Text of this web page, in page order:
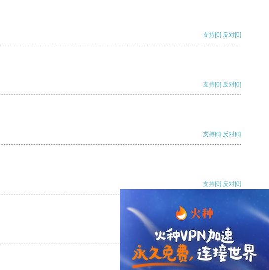
支持[0] 反对[0]
支持[0] 反对[0]
支持[0] 反对[0]
支持[0] 反对[0]
支持[0] 反对